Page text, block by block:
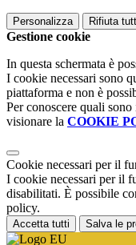
Personalizza Rifiuta
Gestione cookie
In questa schermata è
I cookie necessari sono
piattaforma e non è
Per conoscere quali
visionare la COOKIE
Cookie necessari per il
I cookie necessari per il
disabilitati. È possibile
policy.
Accetta tutti Salva le